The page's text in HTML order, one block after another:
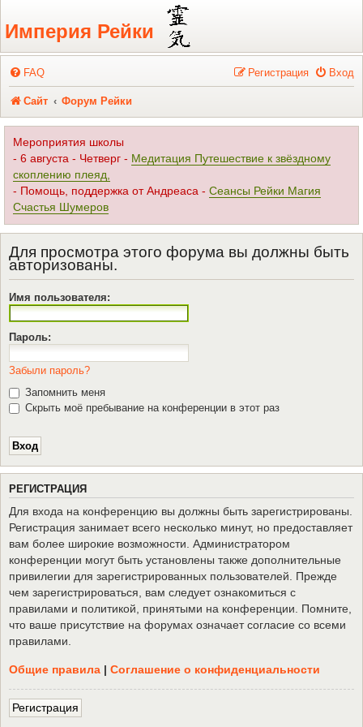
Регистрация
Империя Рейки
FAQ Вход
Регистрация
Сайт Форум Рейки
Мероприятия школы
- 6 августа - Четверг - Медитация Путешествие к звёздному
скоплению плеяд,
- Помощь, поддержка от Андреаса - Сеансы Рейки Магия
Счастья Шумеров
Для просмотра этого форума вы должны быть
авторизованы.
Имя пользователя:
Пароль:
Забыли пароль?
Запомнить меня
Скрыть моё пребывание на конференции в этот раз
РЕГИСТРАЦИЯ
Для входа на конференцию вы должны быть зарегистрированы.
Регистрация занимает всего несколько минут, но предоставляет
вам более широкие возможности. Администратором
конференции могут быть установлены также дополнительные
привилегии для зарегистрированных пользователей. Прежде
чем зарегистрироваться, вам следует ознакомиться с
правилами и политикой, принятыми на конференции. Помните,
что ваше присутствие на форумах означает согласие со всеми
правилами.
Общие правила | Соглашение о конфиденциальности
Регистрация